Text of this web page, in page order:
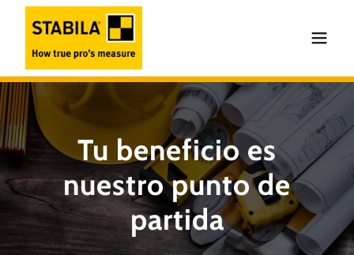
Tu beneficio es
nuestro punto de
partida